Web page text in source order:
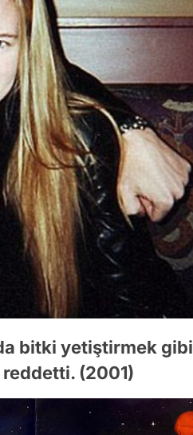
bitki yetiştirmek gibi
(2001)